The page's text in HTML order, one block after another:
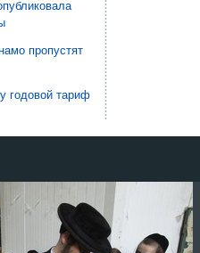
пропустят
годовой тариф